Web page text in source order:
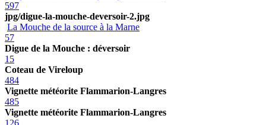
597
jpg/digue-la-mouche-deversoir-2.jpg
La Mouche de la source à la Marne
57
Digue de la Mouche : déversoir
15
Coteau de Vireloup
484
Vignette météorite Flammarion-Langres
485
Vignette météorite Flammarion-Langres
126